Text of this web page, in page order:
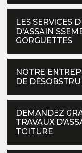
LES SERVICES
GORGUETTES
NOTRE
DE
DEMANDEZ
TRAVAUX
TOITURE